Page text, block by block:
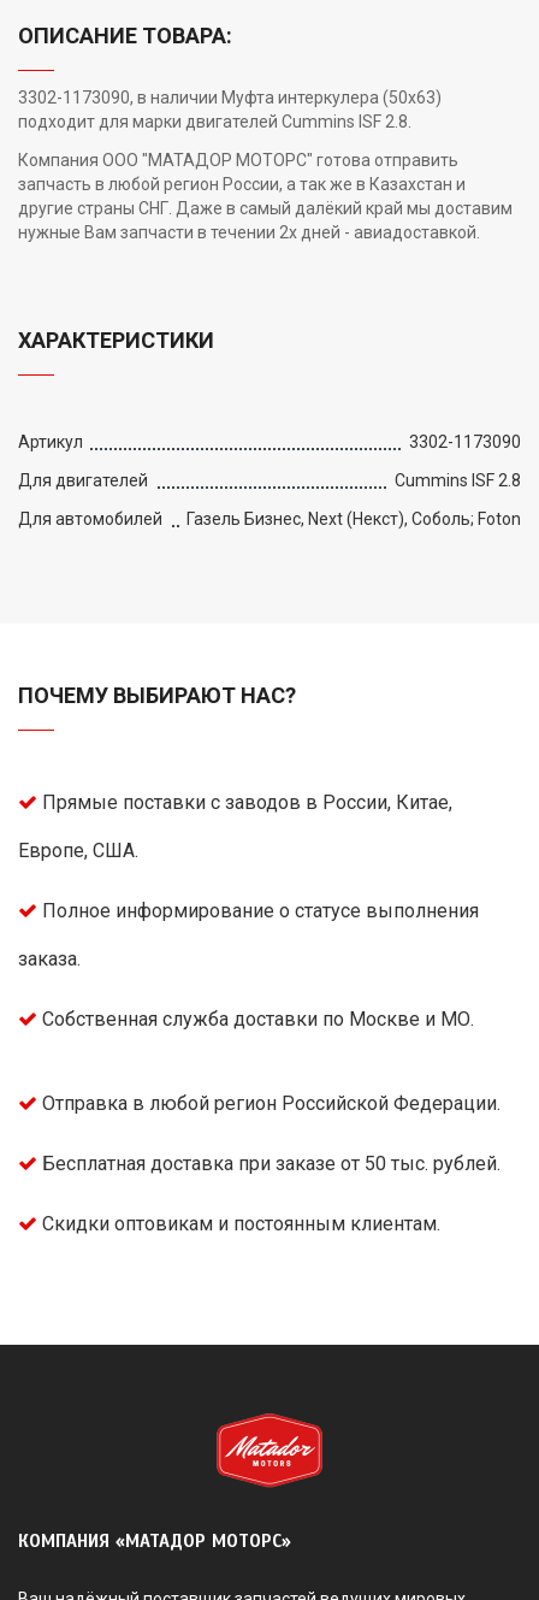
ОПИСАНИЕ ТОВАРА:
3302-1173090, в наличии Муфта интеркулера (50х63)
подходит для марки двигателей Cummins ISF 2.8.
Компания ООО "МАТАДОР МОТОРС" готова отправить
запчасть в любой регион России, а так же в Казахстан и
другие страны СНГ. Даже в самый далёкий край мы доставим
нужные Вам запчасти в течении 2х дней - авиадоставкой.
ХАРАКТЕРИСТИКИ
Артикул
3302-1173090
Для двигателей
Cummins ISF 2.8
Для автомобилей
Газель Бизнес, Next (Некст), Соболь; Foton
ПОЧЕМУ ВЫБИРАЮТ НАС?
Прямые поставки с заводов в России, Китае,
Европе, США.
Полное информирование о статусе выполнения
заказа.
Собственная служба доставки по Москве и МО.
Отправка в любой регион Российской Федерации.
Бесплатная доставка при заказе от 50 тыс. рублей.
Скидки оптовикам и постоянным клиентам.
КОМПАНИЯ «МАТАДОР МОТОРС»